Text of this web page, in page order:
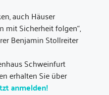
auch Häuser
mit Sicherheit folgen“,
Benjamin Stollreiter
Schweinfurt
erhalten Sie über
anmelden!